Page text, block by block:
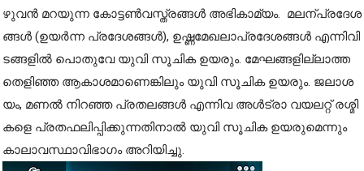
ഴു​വ​ൻ മ​റ​യു​ന്ന കോ​ട്ട​ണ്‍​വ​സ്ത്ര​ങ്ങ​ൾ അ​ഭി​കാ​മ്യം. മ​ല​ന്പ്ര​ദേ​ശ​
ങ്ങ​ൾ (ഉ​യ​ർ​ന്ന പ്ര​ദേ​ശ​ങ്ങ​ൾ), ഉ​ഷ്ണ​മേ​ഖ​ലാ​പ്ര​ദേ​ശ​ങ്ങ​ൾ എ​ന്നി​വി​
ട​ങ്ങ​ളി​ൽ പൊ​തു​വേ യു​വി സൂ​ചി​ക ഉ​യ​രും. മേ​ഘ​ങ്ങ​ളി​ല്ലാ​ത്ത
തെ​ളി​ഞ്ഞ ആ​കാ​ശ​മാ​ണെ​ങ്കി​ലും യു​വി സൂ​ചി​ക ഉ​യ​രും. ജ​ലാ​ശ​
യം, മ​ണ​ൽ നി​റ​ഞ്ഞ പ്ര​ത​ല​ങ്ങ​ൾ എ​ന്നി​വ അ​ൾ​ട്രാ വ​യ​ല​റ്റ് ര​ശ്മി​
ക​ളെ പ്ര​ത​ഫ​ലി​പ്പി​ക്കു​ന്ന​തി​നാ​ൽ യു​വി സൂ​ചി​ക ഉ​യ​രു​മെ​ന്നും
കാ​ലാ​വ​സ്ഥാ​വി​ഭാ​ഗം അ​റി​യി​ച്ചു.